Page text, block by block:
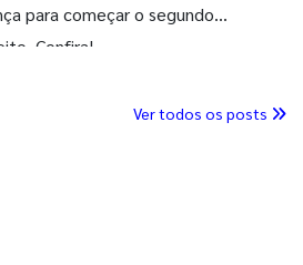
para começar o segundo
Confira!
Ver todos os posts